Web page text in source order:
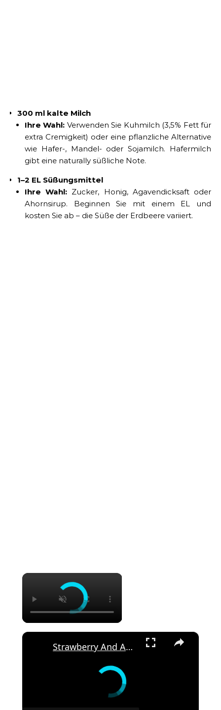
300 ml kalte Milch
Ihre Wahl: Verwenden Sie Kuhmilch (3,5% Fett für
extra Cremigkeit) oder eine pflanzliche Alternative
wie Hafer-, Mandel- oder Sojamilch. Hafermilch
gibt eine naturally süßliche Note.
1–2 EL Süßungsmittel
Ihre Wahl: Zucker, Honig, Agavendicksaft oder
Ahornsirup. Beginnen Sie mit einem EL und
kosten Sie ab – die Süße der Erdbeere variiert.
×
×
Strawberry And Apricot Parfait Recipe